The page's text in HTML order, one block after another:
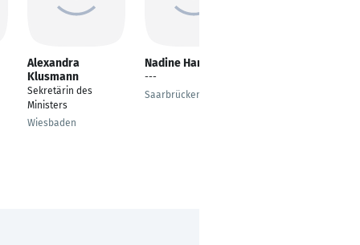
Alexandra
Klusmann
Sekretärin des
Ministers
Wiesbaden
Nadine Hartmann
---
Saarbrücken